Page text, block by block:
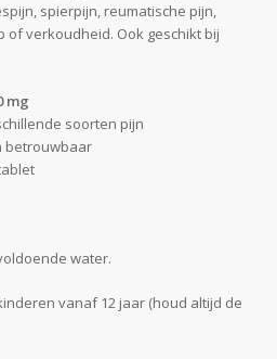
spierpijn, reumatische pijn,
of verkoudheid. Ook geschikt bij
mg
soorten pijn
betrouwbaar
water.
vanaf 12 jaar (houd altijd de